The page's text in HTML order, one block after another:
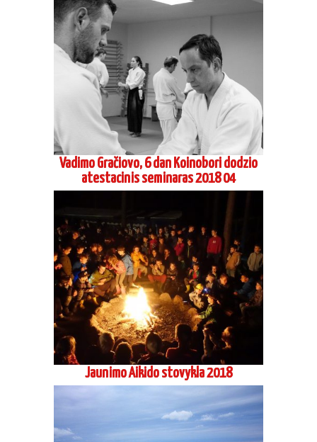
Vadimo Gračiovo, 6 dan Koinobori dodzio
atestacinis seminaras 2018 04
Jaunimo Aikido stovykla 2018